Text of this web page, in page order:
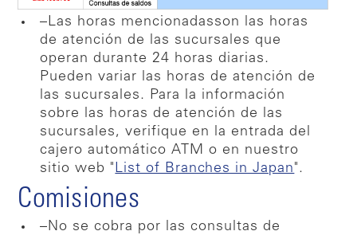
–Las horas mencionadasson las horas
de atención de las sucursales que
operan durante 24 horas diarias.
Pueden variar las horas de atención de
las sucursales. Para la información
sobre las horas de atención de las
sucursales, verifique en la entrada del
cajero automático ATM o en nuestro
sitio web "List of Branches in Japan".
Comisiones
–No se cobra por las consultas de